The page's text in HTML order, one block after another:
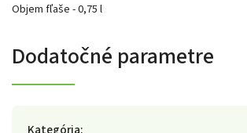
Objem fľaše - 0,75 l
Dodatočné parametre
Kategória: